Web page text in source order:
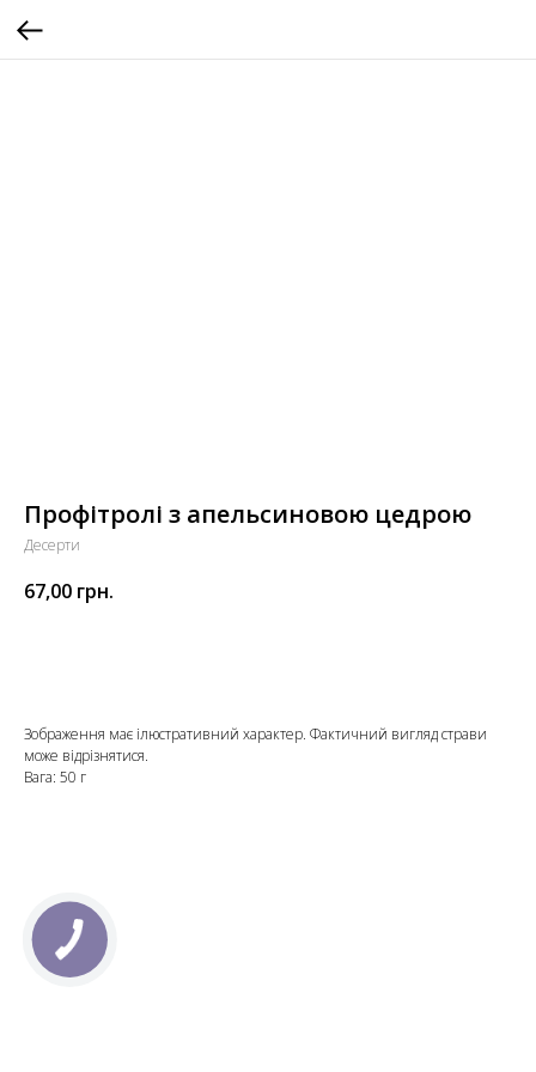
Профітролі з апельсиновою цедрою
Десерти
67,00 грн.
Зображення має ілюстративний характер. Фактичний вигляд страви
може відрізнятися.
Вага: 50 г
КНОПКА
ЗВ'ЯЗКУ